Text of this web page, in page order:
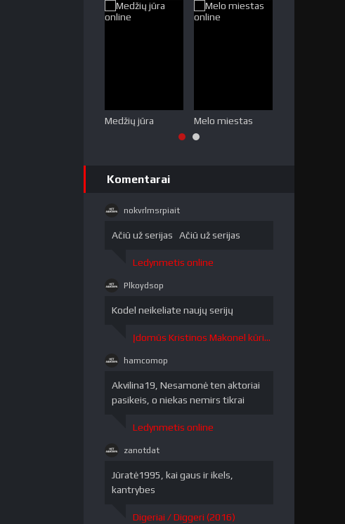
Medžių jūra Melo miestas
Komentarai
nokvrlmsrpiait
Ačiū už serijas Ačiū už serijas
Ledynmetis online
/>
Plkoydsop
Kodel neikeliate naujų serijų
Įdomūs Kristinos Makonel kūriniai / The Curious Creations of Christine McConnell 1 sezonas
hamcomop
Akvilina19, Nesamonė ten aktoriai
pasikeis, o niekas nemirs tikrai
Ledynmetis online
zanotdat
Jūratė1995, kai gaus ir ikels,
kantrybes
Digeriai / Diggeri (2016)